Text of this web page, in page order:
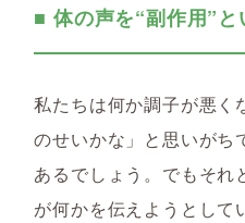
■ 体の声を“副作用”
私たちは何か調子が悪く
のせいかな」と思いがち
あるでしょう。でもそれ
が何かを伝えようとして